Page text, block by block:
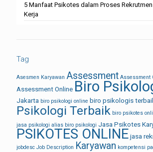
5 Manfaat Psikotes dalam Proses
Kerja
Tag
Asesmen Karyawan Assessment Assessment
Assessment Online Biro
Jakarta biro psikologi online biro psikologis
Psikologi Terbaik biro psikotes
jasa psikologi alias biro psikologi Jasa Psikotes
PSIKOTES ONLINE jasa
jobdesc Job Description Karyawan kompetensi